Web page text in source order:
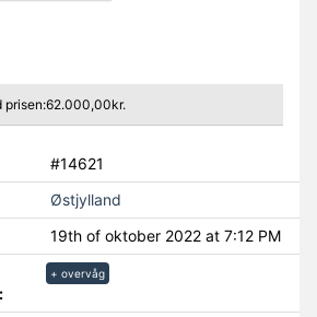
#14621
Østjylland
19th of oktober 2022 at 7:12 PM
+ overvåg